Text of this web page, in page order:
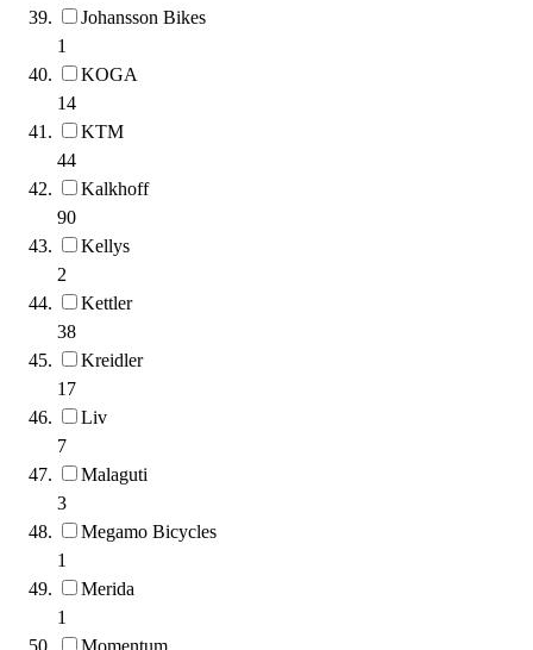
Johansson Bikes
1
KOGA
14
KTM
44
Kalkhoff
90
Kellys
2
Kettler
38
Kreidler
17
Liv
7
Malaguti
3
Megamo Bicycles
1
Merida
1
Momentum